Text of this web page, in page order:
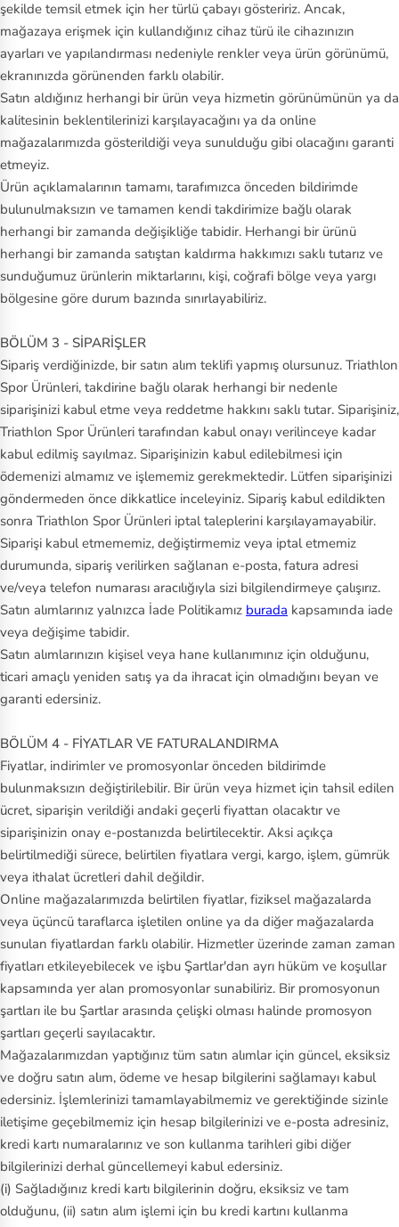
şekilde temsil etmek için her türlü çabayı gösteririz. Ancak,
mağazaya erişmek için kullandığınız cihaz türü ile cihazınızın
ayarları ve yapılandırması nedeniyle renkler veya ürün görünümü,
ekranınızda görünenden farklı olabilir.
Satın aldığınız herhangi bir ürün veya hizmetin görünümünün ya da
kalitesinin beklentilerinizi karşılayacağını ya da online
mağazalarımızda gösterildiği veya sunulduğu gibi olacağını garanti
etmeyiz.
Ürün açıklamalarının tamamı, tarafımızca önceden bildirimde
bulunulmaksızın ve tamamen kendi takdirimize bağlı olarak
herhangi bir zamanda değişikliğe tabidir. Herhangi bir ürünü
herhangi bir zamanda satıştan kaldırma hakkımızı saklı tutarız ve
sunduğumuz ürünlerin miktarlarını, kişi, coğrafi bölge veya yargı
bölgesine göre durum bazında sınırlayabiliriz.
BÖLÜM 3 - SİPARİŞLER
Sipariş verdiğinizde, bir satın alım teklifi yapmış olursunuz. Triathlon
Spor Ürünleri, takdirine bağlı olarak herhangi bir nedenle
siparişinizi kabul etme veya reddetme hakkını saklı tutar. Siparişiniz,
Triathlon Spor Ürünleri tarafından kabul onayı verilinceye kadar
kabul edilmiş sayılmaz. Siparişinizin kabul edilebilmesi için
ödemenizi almamız ve işlememiz gerekmektedir. Lütfen siparişinizi
göndermeden önce dikkatlice inceleyiniz. Sipariş kabul edildikten
sonra Triathlon Spor Ürünleri iptal taleplerini karşılayamayabilir.
Siparişi kabul etmememiz, değiştirmemiz veya iptal etmemiz
durumunda, sipariş verilirken sağlanan e-posta, fatura adresi
ve/veya telefon numarası aracılığıyla sizi bilgilendirmeye çalışırız.
Satın alımlarınız yalnızca İade Politikamız burada kapsamında iade
veya değişime tabidir.
Satın alımlarınızın kişisel veya hane kullanımınız için olduğunu,
ticari amaçlı yeniden satış ya da ihracat için olmadığını beyan ve
garanti edersiniz.
BÖLÜM 4 - FİYATLAR VE FATURALANDIRMA
Fiyatlar, indirimler ve promosyonlar önceden bildirimde
bulunmaksızın değiştirilebilir. Bir ürün veya hizmet için tahsil edilen
ücret, siparişin verildiği andaki geçerli fiyattan olacaktır ve
siparişinizin onay e-postanızda belirtilecektir. Aksi açıkça
belirtilmediği sürece, belirtilen fiyatlara vergi, kargo, işlem, gümrük
veya ithalat ücretleri dahil değildir.
Online mağazalarımızda belirtilen fiyatlar, fiziksel mağazalarda
veya üçüncü taraflarca işletilen online ya da diğer mağazalarda
sunulan fiyatlardan farklı olabilir. Hizmetler üzerinde zaman zaman
fiyatları etkileyebilecek ve işbu Şartlar'dan ayrı hüküm ve koşullar
kapsamında yer alan promosyonlar sunabiliriz. Bir promosyonun
şartları ile bu Şartlar arasında çelişki olması halinde promosyon
şartları geçerli sayılacaktır.
Mağazalarımızdan yaptığınız tüm satın alımlar için güncel, eksiksiz
ve doğru satın alım, ödeme ve hesap bilgilerini sağlamayı kabul
edersiniz. İşlemlerinizi tamamlayabilmemiz ve gerektiğinde sizinle
iletişime geçebilmemiz için hesap bilgilerinizi ve e-posta adresiniz,
kredi kartı numaralarınız ve son kullanma tarihleri gibi diğer
bilgilerinizi derhal güncellemeyi kabul edersiniz.
(i) Sağladığınız kredi kartı bilgilerinin doğru, eksiksiz ve tam
olduğunu, (ii) satın alım işlemi için bu kredi kartını kullanma